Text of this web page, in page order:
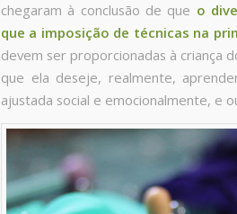
chegaram à conclusão de que o
que a imposição de técnicas na
devem ser proporcionadas à criança
que ela deseje, realmente,
ajustada social e emocionalmente, e